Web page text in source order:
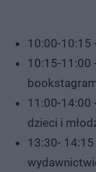
10:00-10:15
10:15-11:00
11:00-14:00
dzieci i
13:30-